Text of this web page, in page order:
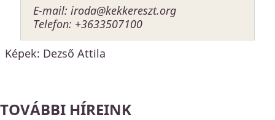
E-mail: iroda@kekkereszt.org
Telefon: +3633507100
Képek: Dezső Attila
TOVÁBBI HÍREINK